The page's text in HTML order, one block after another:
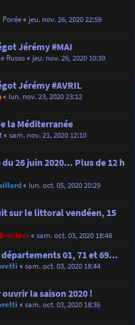
« jeu. nov. 26, 2020 22:59
Jérémy #MAI
Russo« jeu. nov. 26, 2020 10:39
Jérémy #AVRIL
« lun. nov. 23, 2020 23:12
la Méditerranée
« sam. nov. 21, 2020 12:10
26 juin 2020... Plus de 12 h
« lun. oct. 05, 2020 20:29
sur le littoral vendéen, 15
« sam. oct. 03, 2020 18:48
01, 71 et 69...
« sam. oct. 03, 2020 18:44
la saison 2020 !
« sam. oct. 03, 2020 18:35